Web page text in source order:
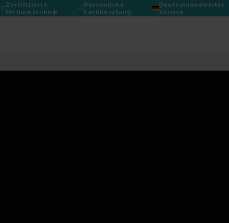
Zertifizierte
Medizintechnik
Persönliche
Fachberatung
Deutschlandweiter
Service